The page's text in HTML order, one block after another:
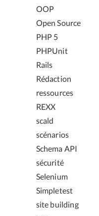
OOP
Open Source
PHP 5
PHPUnit
Rails
Rédaction
ressources
REXX
scald
scénarios
Schema API
sécurité
Selenium
Simpletest
site building